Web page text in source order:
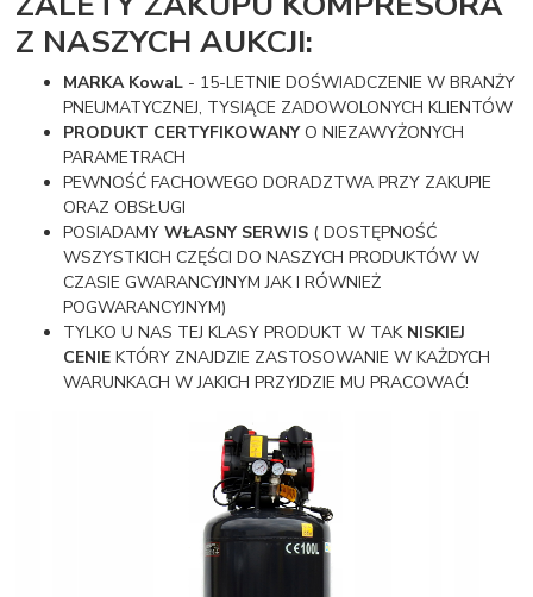
Z NASZYCH AUKCJI:
MARKA KowaL - 15-LETNIE DOŚWIADCZENIE W BRANŻY
PNEUMATYCZNEJ, TYSIĄCE ZADOWOLONYCH KLIENTÓW
PRODUKT CERTYFIKOWANYO NIEZAWYŻONYCH
PARAMETRACH
PEWNOŚĆ FACHOWEGO DORADZTWA PRZY ZAKUPIE
ORAZ OBSŁUGI
POSIADAMY WŁASNY SERWIS ( DOSTĘPNOŚĆ
WSZYSTKICH CZĘŚCI DO NASZYCH PRODUKTÓW W
CZASIE GWARANCYJNYM JAK I RÓWNIEŻ
POGWARANCYJNYM)
TYLKO U NAS TEJ KLASY PRODUKT W TAKNISKIEJ
CENIE KTÓRY ZNAJDZIE ZASTOSOWANIE W KAŻDYCH
WARUNKACH W JAKICH PRZYJDZIE MU PRACOWAĆ!